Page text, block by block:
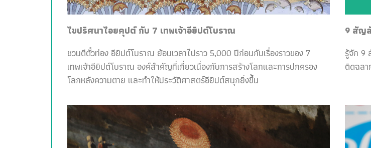
ไขปริศนาไอยคุปต์ กับ 7 เทพเจ้าอียิปต์โบราณ
ชวนตีตั๋วท่อง อียิปต์โบราณ ย้อนเวลาไปราว 5,000 ปีก่อนกับเรื่องราวของ 7
เทพเจ้าอียิปต์โบราณ องค์สำคัญที่เกี่ยวเนื่องกับการสร้างโลกและการปกครอง
โลกหลังความตาย และทำให้ประวัติศาสตร์อียิปต์สนุกยิ่งขึ้น
9 สัญ
รู้จัก 9
ติดฉลา